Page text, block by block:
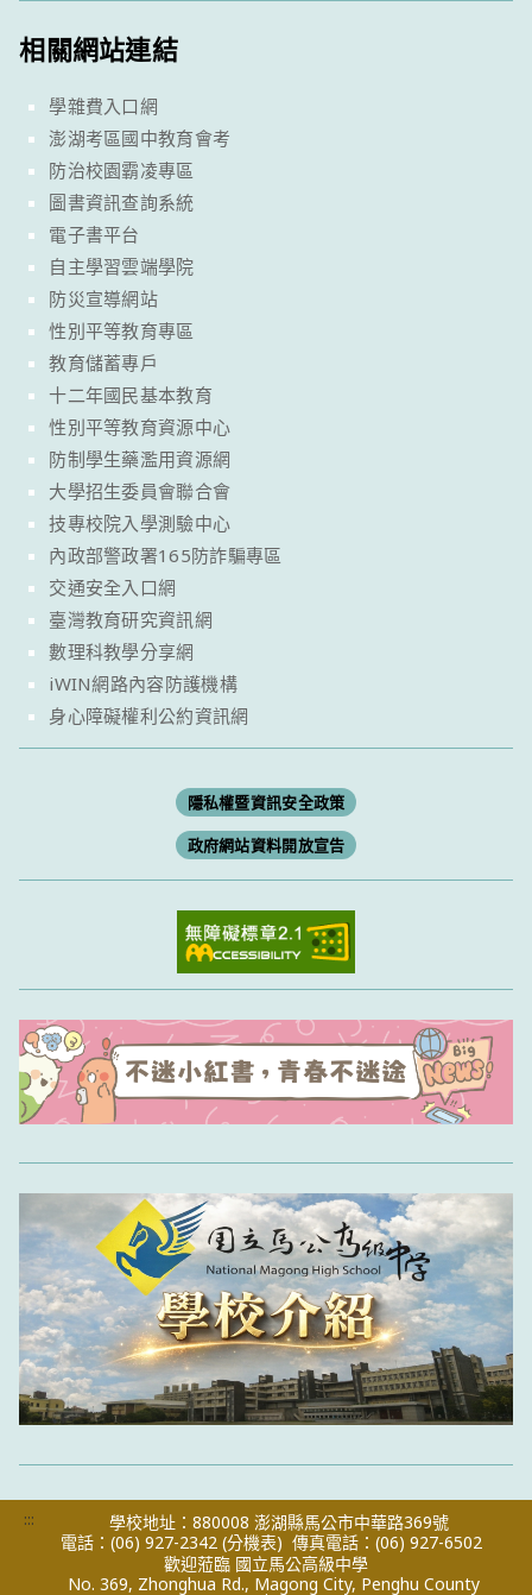
相關網站連結
學雜費入口網
澎湖考區國中教育會考
防治校園霸凌專區
圖書資訊查詢系統
電子書平台
自主學習雲端學院
防災宣導網站
性別平等教育專區
教育儲蓄專戶
十二年國民基本教育
性別平等教育資源中心
防制學生藥濫用資源網
大學招生委員會聯合會
技專校院入學測驗中心
內政部警政署165防詐騙專區
交通安全入口網
臺灣教育研究資訊網
數理科教學分享網
iWIN網路內容防護機構
身心障礙權利公約資訊網
隱私權暨資訊安全政策
政府網站資料開放宣告
:::
學校地址：880008 澎湖縣馬公市中華路369號
電話：(06) 927-2342 (分機表) 傳真電話：(06) 927-6502
歡迎蒞臨 國立馬公高級中學
No. 369, Zhonghua Rd., Magong City, Penghu County